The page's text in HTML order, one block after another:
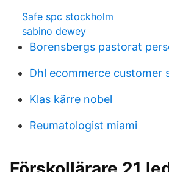
Safe spc stockholm
sabino dewey
Borensbergs pastorat
Dhl ecommerce customer
Klas kärre nobel
Reumatologist miami